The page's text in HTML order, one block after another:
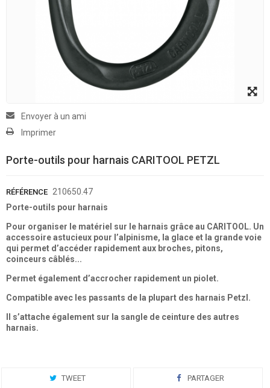
Envoyer à un ami
Imprimer
Porte-outils pour harnais CARITOOL PETZL
RÉFÉRENCE 210650.47
Porte-outils pour harnais
Pour organiser le matériel sur le harnais grâce au CARITOOL. Un
accessoire astucieux pour l’alpinisme, la glace et la grande voie
qui permet d’accéder rapidement aux broches, pitons,
coinceurs câblés...
Permet également d’accrocher rapidement un piolet.
Compatible avec les passants de la plupart des harnais Petzl.
Il s’attache également sur la sangle de ceinture des autres
harnais.
TWEET PARTAGER